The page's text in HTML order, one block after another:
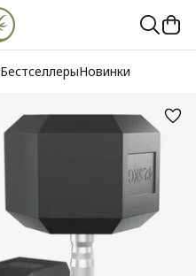
БестселлерыНовинки